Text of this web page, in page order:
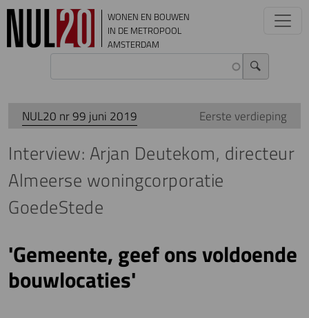
Overslaan en naar de inhoud gaan
WONEN EN BOUWEN
IN DE METROPOOL
AMSTERDAM
NUL20 nr 99 juni 2019 Eerste verdieping
Interview: Arjan Deutekom, directeur
Almeerse woningcorporatie
GoedeStede
'Gemeente, geef ons voldoende
bouwlocaties'